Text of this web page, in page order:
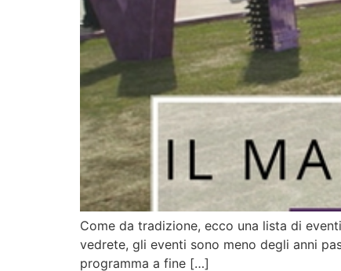
Come da tradizione, ecco una lista di
vedrete, gli eventi sono meno degli anni
programma a fine […]